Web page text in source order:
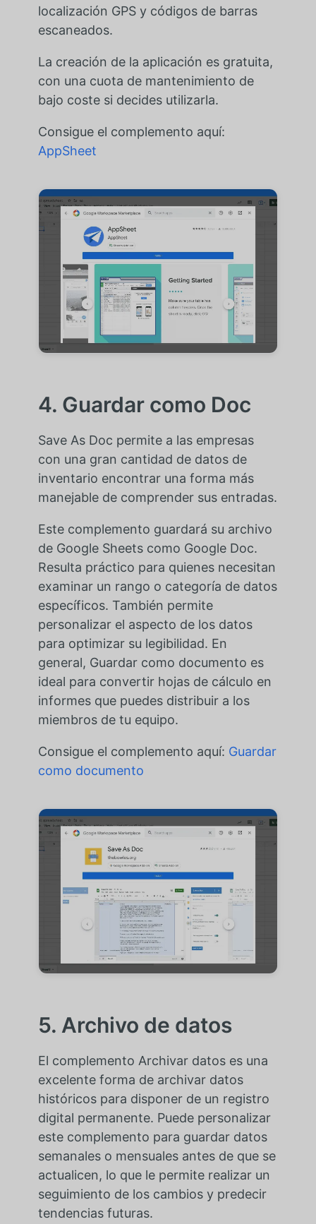
localización GPS y códigos de barras
escaneados.
La creación de la aplicación es gratuita,
con una cuota de mantenimiento de
bajo coste si decides utilizarla.
Consigue el complemento aquí:
AppSheet
4. Guardar como Doc
Save As Doc permite a las empresas
con una gran cantidad de datos de
inventario encontrar una forma más
manejable de comprender sus entradas.
Este complemento guardará su archivo
de Google Sheets como Google Doc.
Resulta práctico para quienes necesitan
examinar un rango o categoría de datos
específicos. También permite
personalizar el aspecto de los datos
para optimizar su legibilidad. En
general, Guardar como documento es
ideal para convertir hojas de cálculo en
informes que puedes distribuir a los
miembros de tu equipo.
Consigue el complemento aquí: Guardar
como documento
5. Archivo de datos
El complemento Archivar datos es una
excelente forma de archivar datos
históricos para disponer de un registro
digital permanente. Puede personalizar
este complemento para guardar datos
semanales o mensuales antes de que se
actualicen, lo que le permite realizar un
seguimiento de los cambios y predecir
tendencias futuras.